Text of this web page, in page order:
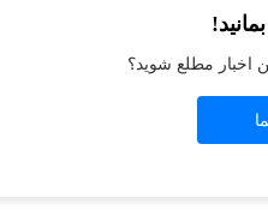
-side exception has occurred while
اخبار مطلع شوید؟